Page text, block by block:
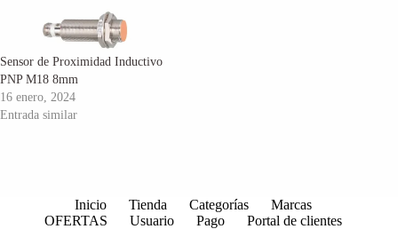
Sensor de Proximidad Inductivo
PNP M18 8mm
16 enero, 2024
Entrada similar
Inicio Tienda Categorías
Marcas
OFERTAS
Usuario Pago Portal de clientes